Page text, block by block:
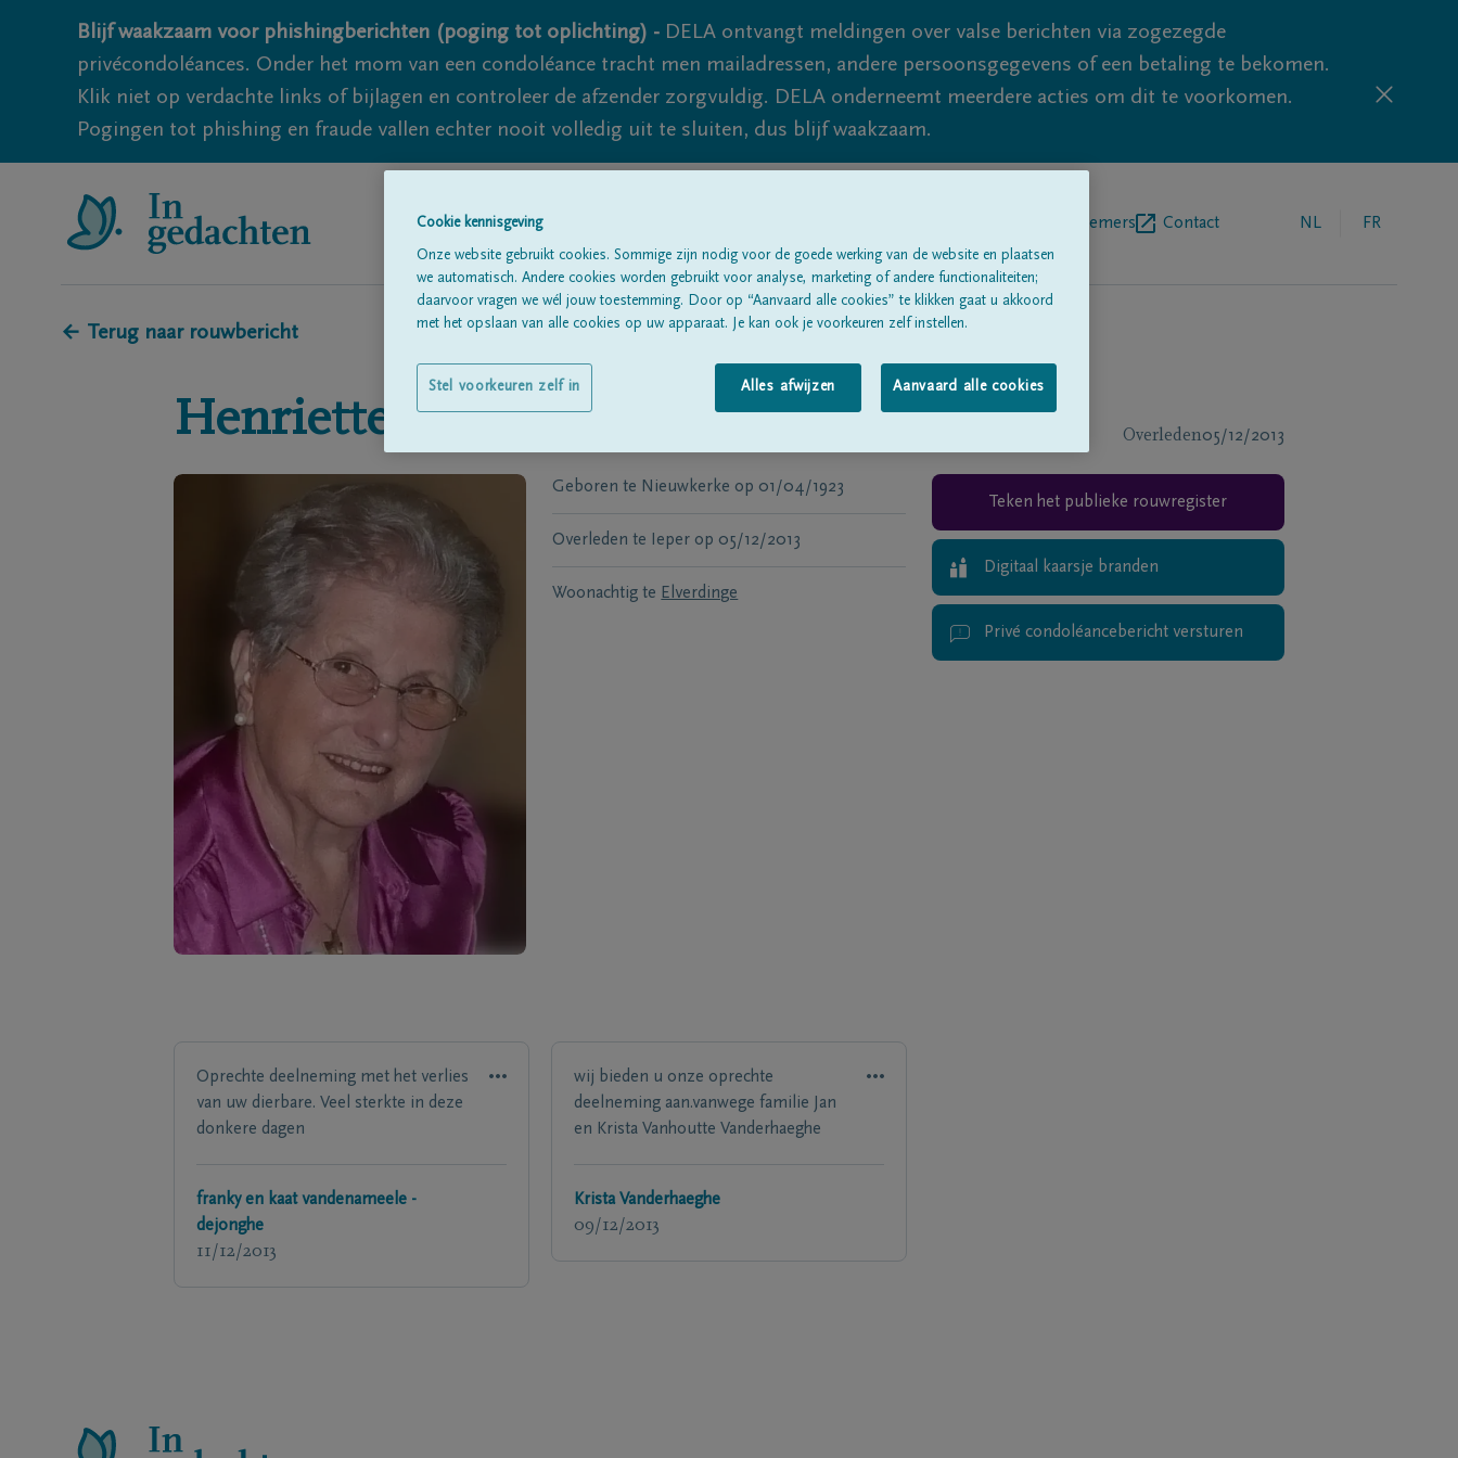
Blijf waakzaam voor phishingberichten (poging tot oplichting) - DELA ontvangt meldingen over valse berichten via zogezegde
privécondoléances. Onder het mom van een condoléance tracht men mailadressen, andere persoonsgegevens of een betaling te bekomen.
Klik niet op verdachte links of bijlagen en controleer de afzender zorgvuldig. DELA onderneemt meerdere acties om dit te voorkomen.
Pogingen tot phishing en fraude vallen echter nooit volledig uit te sluiten, dus blijf waakzaam.
Begrafenisondernemers Contact NL FR
← Terug naar rouwbericht
Henriette Heughebaert Overleden05/12/2013
Geboren te Nieuwkerke op 01/04/1923
Overleden te Ieper op 05/12/2013
Woonachtig te Elverdinge
Teken het publieke rouwregister
Digitaal kaarsje branden
Privé condoléancebericht versturen
Oprechte deelneming met het verlies
van uw dierbare. Veel sterkte in deze
donkere dagen
franky en kaat vandenameele -
dejonghe
11/12/2013
wij bieden u onze oprechte
deelneming aan.vanwege familie Jan
en Krista Vanhoutte Vanderhaeghe
Krista Vanderhaeghe
09/12/2013
Cookie kennisgeving
Onze website gebruikt cookies. Sommige zijn nodig voor de goede werking van de website en plaatsen
we automatisch. Andere cookies worden gebruikt voor analyse, marketing of andere functionaliteiten;
daarvoor vragen we wél jouw toestemming. Door op “Aanvaard alle cookies” te klikken gaat u akkoord
met het opslaan van alle cookies op uw apparaat. Je kan ook je voorkeuren zelf instellen.
Alles afwijzen Aanvaard alle cookies
Stel voorkeuren zelf in